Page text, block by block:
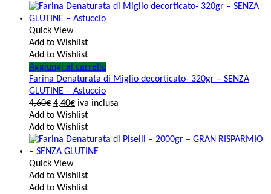
Quick View
Add to Wishlist
Add to Wishlist
Aggiungi al carrello
Farina Denaturata di Miglio decorticato- 320gr – SENZA
GLUTINE – Astuccio
4,60€ 4,40€ iva inclusa
Add to Wishlist
Add to Wishlist
Quick View
Add to Wishlist
Add to Wishlist